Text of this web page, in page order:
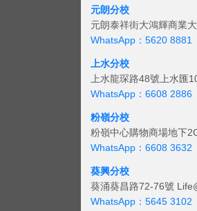
元朗分校
元朗泰祥街大鴻輝商業
WhatsApp：5620 8881
上水分校
上水龍琛路48號上水匯
WhatsApp：6608 2886
粉嶺分校
粉嶺中心購物商場地下
WhatsApp：6608 3632
葵興分校
葵涌葵昌路72-76號
WhatsApp：5645 3102